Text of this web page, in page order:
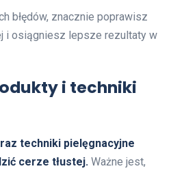
błędów, znacznie poprawisz
i osiągniesz lepsze rezultaty w
i techniki
techniki pielęgnacyjne
cerze tłustej. Ważne jest,